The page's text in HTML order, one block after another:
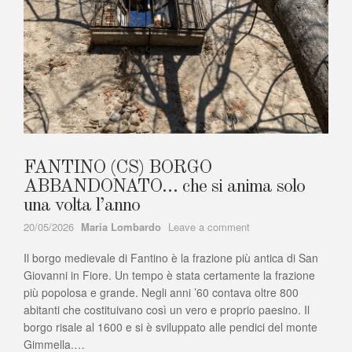
FANTINO (CS) BORGO
ABBANDONATO… che si anima solo
una volta l’anno
20/05/2026 Author
Maria Lombardo Leave a comment
(CS)
BORGO
ABBANDONATO…
che
si
anima
Il borgo medievale di Fantino è la frazione più antica di San
Giovanni in Fiore. Un tempo è stata certamente la frazione
più popolosa e grande. Negli anni ’60 contava oltre 800
abitanti che costituivano così un vero e proprio paesino. Il
borgo risale al 1600 e si è sviluppato alle pendici del monte
Gimmella.…